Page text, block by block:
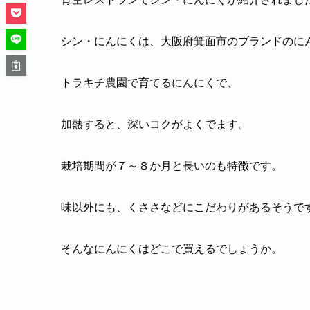
シン・にんにくは、大阪府箕面市のブランドのに
トラキチ農園で育てるにんにくで、
加熱すると、深いコクがよくでます。
栽培期間が７～８か月と長いのも特徴です。
味以外にも、くささなどにこだわりがあるそうで
そんなにんにくはどこで買えるでしょうか。